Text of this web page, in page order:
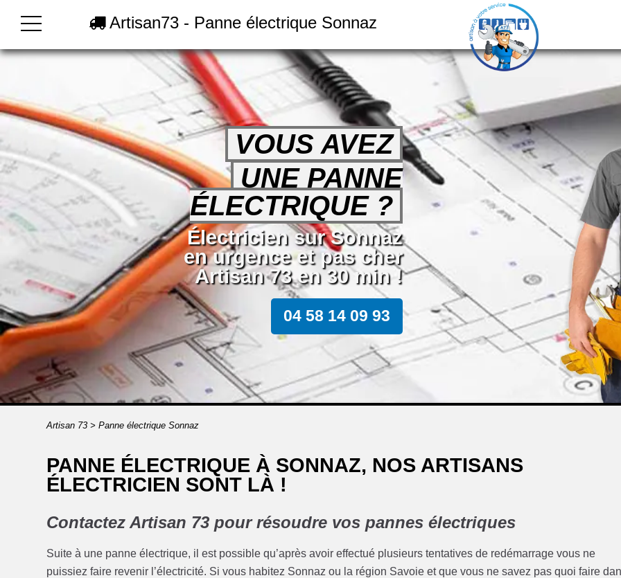
Artisan73 - Panne électrique Sonnaz
VOUS AVEZ
UNE PANNE
ÉLECTRIQUE ?
Électricien sur Sonnaz
en urgence et pas cher
Artisan 73 en 30 min !
04 58 14 09 93
Artisan 73> Panne électrique Sonnaz
PANNE ÉLECTRIQUE À SONNAZ, NOS ARTISANS
ÉLECTRICIEN SONT LÀ !
Contactez Artisan 73 pour résoudre vos pannes électriques
Suite à une panne électrique, il est possible qu’après avoir effectué plusieurs tentatives de redémarrage vous ne
puissiez faire revenir l’électricité. Si vous habitez Sonnaz ou la région Savoie et que vous ne savez pas quoi faire